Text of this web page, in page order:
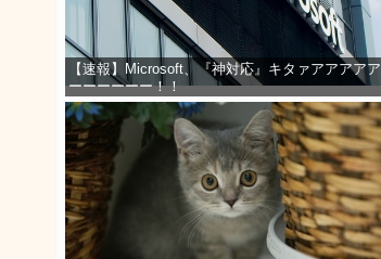
【速報】Microsoft、『神対応』キタァアアアアア
ーーーーーー！！